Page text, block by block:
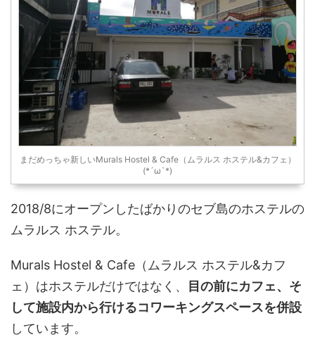
まだめっちゃ新しいMurals Hostel & Cafe（ムラルス ホステル&カフェ）
(*´ω`*)
2018/8にオープンしたばかりのセブ島のホステルの
ムラルス ホステル。
Murals Hostel & Cafe（ムラルス ホステル&カフ
ェ）はホステルだけではなく、
目の前にカフェ、そ
して施設内から行けるコワーキングスペースを併設
しています。